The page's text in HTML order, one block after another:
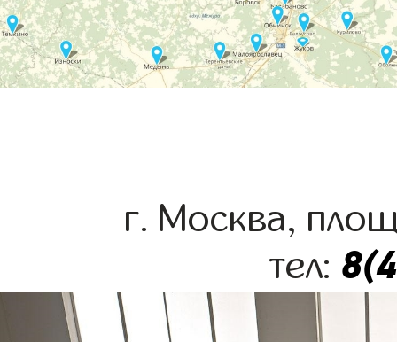
г. Москва,
тел: